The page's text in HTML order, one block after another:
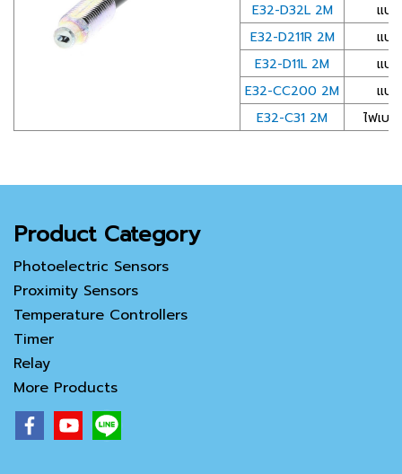
E32-D32L 2M
แบ
E32-D211R 2M
แบ
E32-D11L 2M
แบ
E32-CC200 2M
แบ
E32-C31 2M
ไฟเบ
Product Category
Photoelectric Sensors
Proximity Sensors
Temperature Controllers
Timer
Relay
More Products